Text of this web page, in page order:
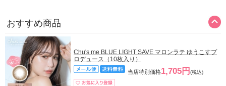
おすすめ商品
Chu's me BLUE LIGHT SAVE マロンラテ ゆうこすプ
ロデュース（10枚入り）
当店特別価格1,705円 (税込)